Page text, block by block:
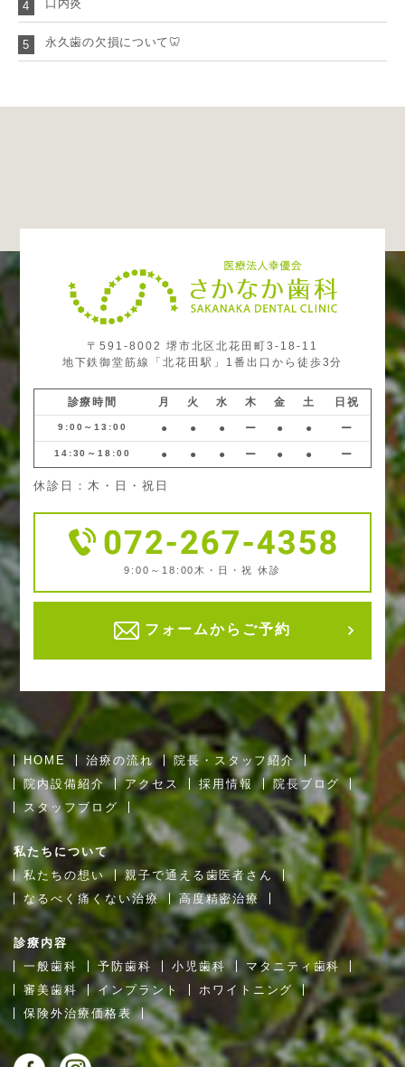
4 口内炎
5 永久歯の欠損について🦷
〒591-8002 堺市北区北花田町3-18-11
地下鉄御堂筋線「北花田駅」1番出口から徒歩3分
診療時間 月 火 水 木 金 土 日祝
9:00～13:00 ● ● ● ー ● ● ー
14:30～18:00 ● ● ● ー ● ● ー
休診日：木・日・祝日
9:00～18:00 木・日・祝 休診
フォームからご予約
HOME 治療の流れ
院長・スタッフ紹介
院内設備紹介
アクセス 採用情報
院長ブログ
スタッフブログ
私たちについて
私たちの想い
親子で通える歯医者さん
なるべく痛くない治療
高度精密治療
診療内容
一般歯科
予防歯科 小児歯科
マタニティ歯科
審美歯科
インプラント
ホワイトニング
保険外治療価格表